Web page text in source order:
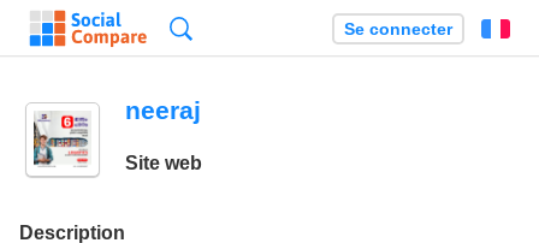
Se connecter
neeraj
Site web
Description